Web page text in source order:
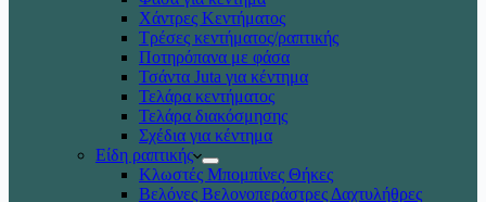
Χάντρες Κεντήματος
Τρέσες κεντήματος/ραπτικής
Ποτηρόπανα με φάσα
Τσάντα Juta για κέντημα
Τελάρα κεντήματος
Τελάρα διακόσμησης
Σχέδια για κέντημα
Είδη ραπτικής
Κλωστές Μπομπίνες Θήκες
Βελόνες Βελονοπεράστρες Δαχτυλήθρες